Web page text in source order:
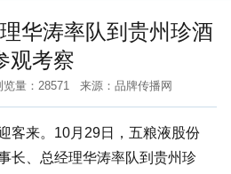
华涛率队到贵州珍酒
观考察
量：28571 来源：品牌传播网
来。10月29日，五粮液股份
长、总经理华涛率队到贵州珍